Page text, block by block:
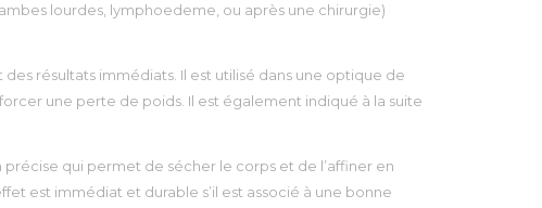
lourdes, lymphoedeme, ou après une chirurgie)
résultats immédiats. Il est utilisé dans une optique de
une perte de poids. Il est également indiqué à la suite
qui permet de sécher le corps et de l’affiner en
est immédiat et durable s’il est associé à une bonne